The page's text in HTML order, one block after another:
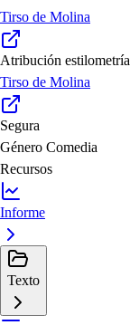
Tirso de Molina
Atribución estilometría
Tirso de Molina
Segura
Género Comedia
Recursos
Informe
Texto